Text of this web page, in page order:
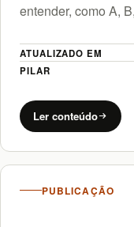
entender, como A,
ATUALIZADO EM
PILAR
Ler conteúdo
PUBLICAÇÃO